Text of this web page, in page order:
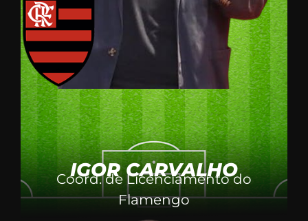
IGOR CARVALHO
Coord. de Licenciamento do
Flamengo